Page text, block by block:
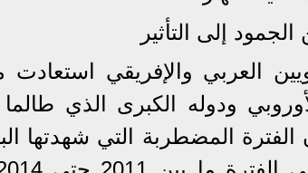
إلى التأثير
العربي والإفريقي استعادت
ودوله الكبرى الذي
الفترة المضطربة التي شهدتها